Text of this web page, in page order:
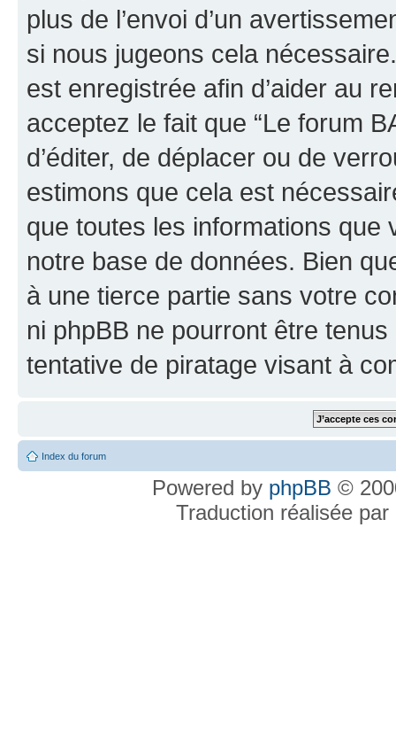
plus de l’envoi d’un
si nous jugeons cela
est enregistrée afin d’aider au
acceptez le fait que “Le forum
d’éditer, de déplacer ou de
estimons que cela est
que toutes les informations
notre base de données. Bien
à une tierce partie sans votre
ni phpBB ne pourront être
tentative de piratage visant à
Index du forum
Powered by phpBB ©
Traduction réalisée par